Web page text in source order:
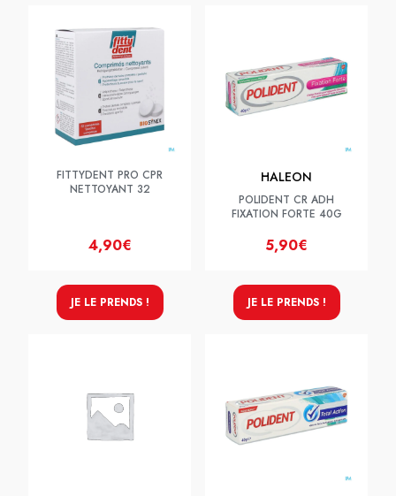
FITTYDENT PRO CPR
NETTOYANT 32
4,90€
JE LE PRENDS !
HALEON
POLIDENT CR ADH
FIXATION FORTE 40G
5,90€
JE LE PRENDS !